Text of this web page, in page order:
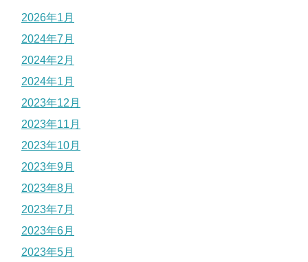
2026年1月
2024年7月
2024年2月
2024年1月
2023年12月
2023年11月
2023年10月
2023年9月
2023年8月
2023年7月
2023年6月
2023年5月